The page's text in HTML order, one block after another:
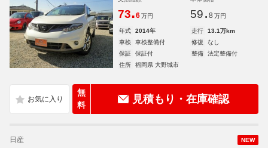
73.6 万円 59. 8 万円
年式 2014年 走行
13.1万km
車検
車検整備付 修復
なし
保証
保証付 整備
法定整備付
住所
福岡県 大野城市
無
料
見積もり・在庫確認
NEW
日産